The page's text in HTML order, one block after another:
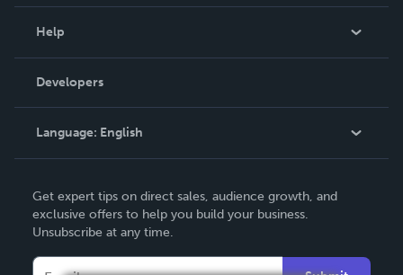
Podcast
Help
Order Lookup
Knowledge Base
Contact Support
Developers
Language: English
Deutsch
Français
Get expert tips on direct sales, audience growth, and
exclusive offers to help you build your business.
Unsubscribe at any time.